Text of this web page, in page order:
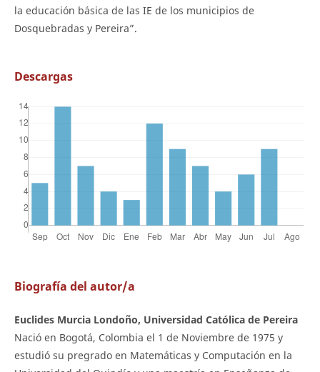
la educación básica de las IE de los municipios de
Dosquebradas y Pereira”.
Descargas
Biografía del autor/a
Euclides Murcia Londoño, Universidad Católica de Pereira
Nació en Bogotá, Colombia el 1 de Noviembre de 1975 y
estudió su pregrado en Matemáticas y Computación en la